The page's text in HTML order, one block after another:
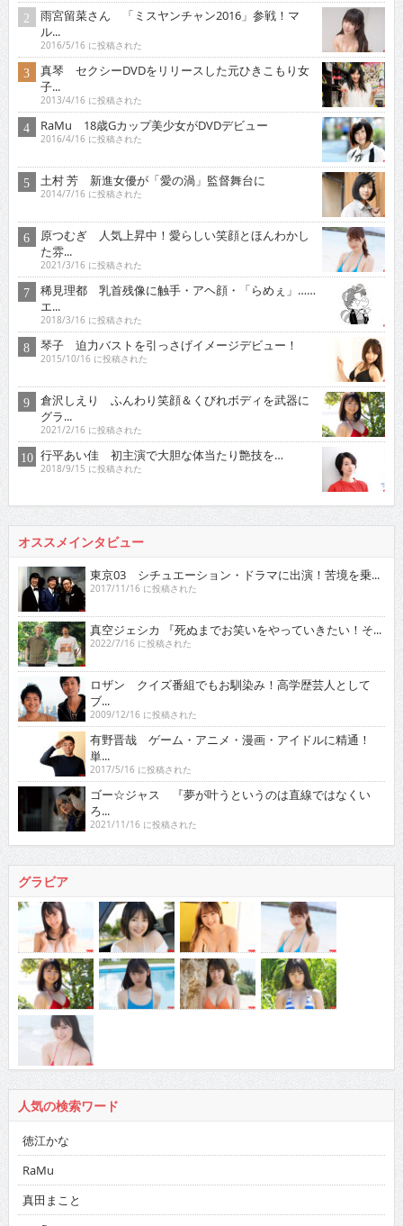
雨宮留菜さん 「ミスヤンチャン2016」参戦！マ
ル...
2016/5/16 に投稿された
真琴 セクシーDVDをリリースした元ひきこもり女
子...
2013/4/16 に投稿された
RaMu 18歳Gカップ美少女がDVDデビュー
2016/4/16 に投稿された
土村 芳 新進女優が「愛の渦」監督舞台に
2014/7/16 に投稿された
原つむぎ 人気上昇中！愛らしい笑顔とほんわかし
た雰...
2021/3/16 に投稿された
稀見理都 乳首残像に触手・アヘ顔・「らめぇ」……
エ...
2018/3/16 に投稿された
琴子 迫力バストを引っさげイメージデビュー！
2015/10/16 に投稿された
倉沢しえり ふんわり笑顔＆くびれボディを武器に
グラ...
2021/2/16 に投稿された
行平あい佳 初主演で大胆な体当たり艶技を…
2018/9/15 に投稿された
オススメインタビュー
東京03 シチュエーション・ドラマに出演！苦境を乗...
2017/11/16 に投稿された
真空ジェシカ 『死ぬまでお笑いをやっていきたい！そ...
2022/7/16 に投稿された
ロザン クイズ番組でもお馴染み！高学歴芸人として
ブ...
2009/12/16 に投稿された
有野晋哉 ゲーム・アニメ・漫画・アイドルに精通！
単...
2017/5/16 に投稿された
ゴー☆ジャス 『夢が叶うというのは直線ではなくい
ろ...
2021/11/16 に投稿された
グラビア
人気の検索ワード
徳江かな
RaMu
真田まこと